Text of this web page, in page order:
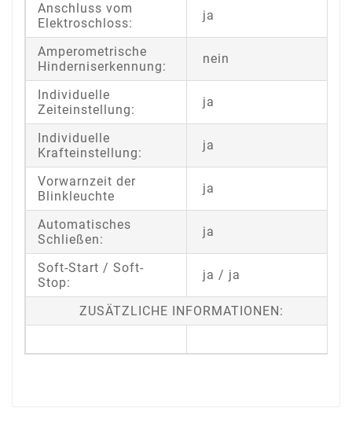
Anschluss vom
Elektroschloss:
ja
Amperometrische
Hinderniserkennung:
nein
Individuelle
Zeiteinstellung:
ja
Individuelle
Krafteinstellung:
ja
Vorwarnzeit der
Blinkleuchte
ja
Automatisches
Schließen:
ja
Soft-Start / Soft-
Stop:
ja / ja
ZUSÄTZLICHE INFORMATIONEN: